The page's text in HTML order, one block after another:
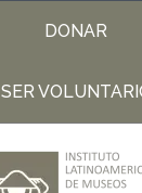
DONAR
SER